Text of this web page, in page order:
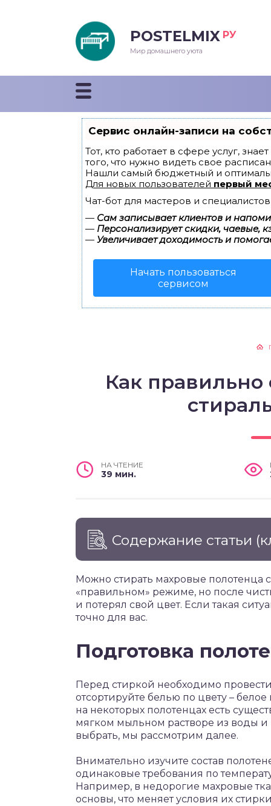
POSTELMIX РУ
Мир домашнего уюта
Сервис онлайн-записи на
Тот, кто работает в сфере услуг,
того, что нужно видеть свое
Нашли самый бюджетный и
Для новых пользователей первый
Чат-бот для мастеров и
— Сам записывает клиентов и
— Персонализирует скидки, чаевые,
— Увеличивает доходимость и
Начать пользоваться
сервисом
Как правильно
НА ЧТЕНИЕ
39 мин.
Содержание статьи
Можно стирать махровые
«правильном» режиме, но после
и потерял свой цвет. Если такая
точно для вас.
Подготовка
Перед стиркой необходимо
отсортируйте белью по цвету –
на некоторых полотенцах есть
мягком мыльном растворе из воды
выбрать, мы рассмотрим далее.
Внимательно изучите состав
одинаковые требования по
Например, в недорогие махровые
основы, что меняет условия их